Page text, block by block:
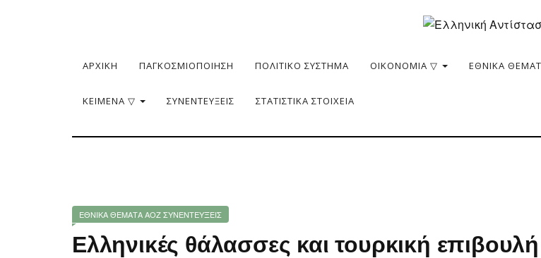
ΑΡΧΙΚΗ ΠΑΓΚΟΣΜΙΟΠΟΙΗΣΗ ΠΟΛΙΤΙΚΟ ΣΥΣΤΗΜΑ ΟΙΚΟΝΟΜΙΑ ▽ ΕΘΝΙΚΑ
ΚΕΙΜΕΝΑ ▽ ΣΥΝΕΝΤΕΥΞΕΙΣ ΣΤΑΤΙΣΤΙΚΑ ΣΤΟΙΧΕΙΑ
ΕΘΝΙΚΑ ΘΕΜΑΤΑΑΟΖΣΥΝΕΝΤΕΥΞΕΙΣ
Ελληνικές θάλασσες και τουρκική επιβουλή